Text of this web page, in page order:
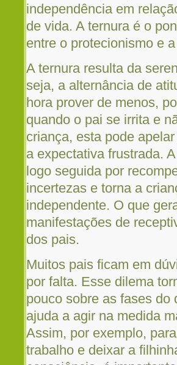
independência em
de vida. A ternura é o
entre o protecionismo e
A ternura resulta da
seja, a alternância de
hora prover de menos,
quando o pai se irrita e
criança, esta pode
a expectativa frustrada.
logo seguida por
incertezas e torna a
independente. O que
manifestações de
dos pais.
Muitos pais ficam em
por falta. Esse dilema
pouco sobre as fases do
ajuda a agir na medida
Assim, por exemplo,
trabalho e deixar a